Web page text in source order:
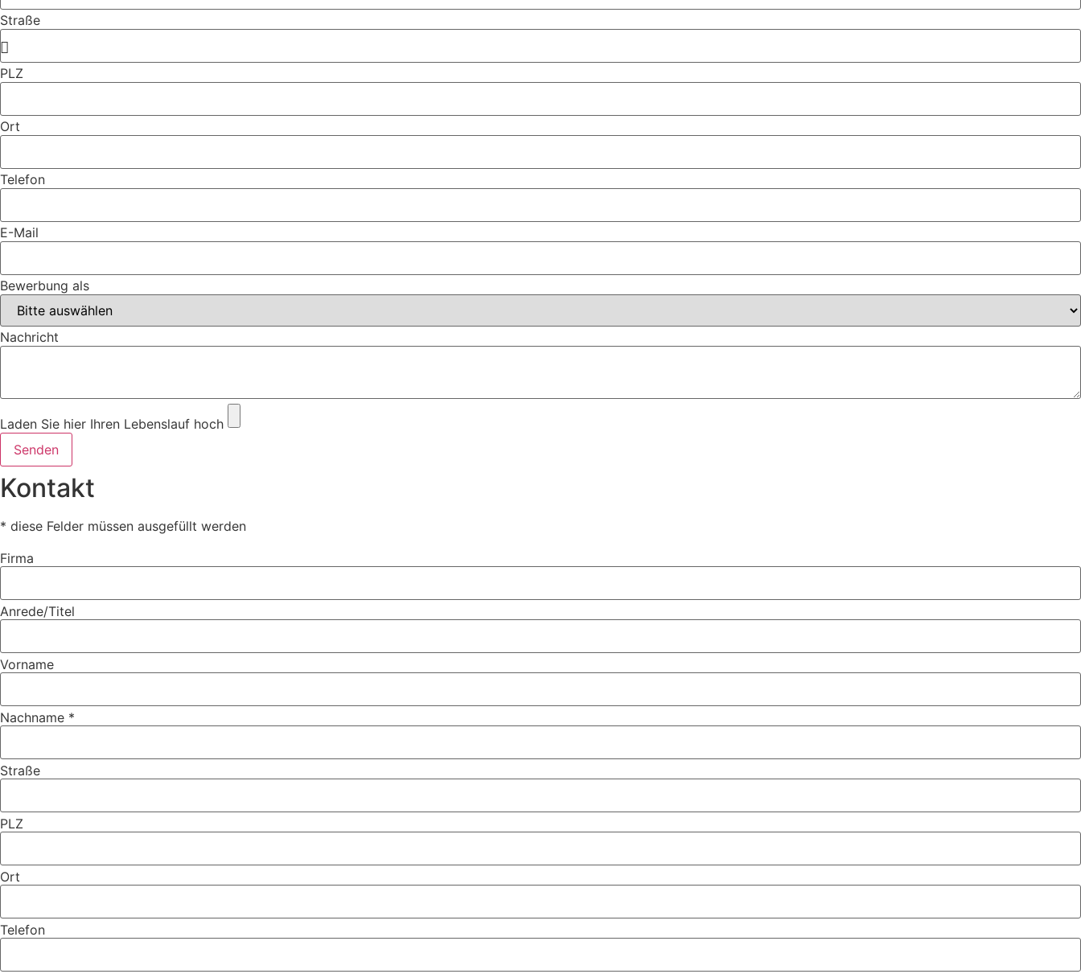
Straße
PLZ
Ort
Telefon
E-Mail
Bewerbung als
Nachricht
Laden Sie hier Ihren Lebenslauf hoch
Senden
Kontakt
* diese Felder müssen ausgefüllt werden
Firma
Anrede/Titel
Vorname
Nachname *
Straße
PLZ
Ort
Telefon